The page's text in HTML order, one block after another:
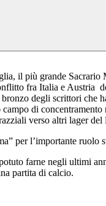
il più grande
fra Italia e
degli scrittori
di
verso altri lager
per l’importante
farne negli ultimi
partita di calcio.